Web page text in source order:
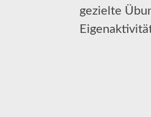
gezielte
Dieser Cookie speichert die
ausgewählten
Optionen des Benutzers